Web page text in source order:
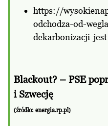
https://
odchodza-od-
dekarbonizacji-
Blackout? – PSE
i Szwecję
(źródło: energia.rp.pl)